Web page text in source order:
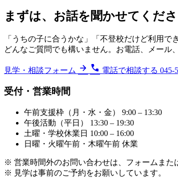
まずは、お話を聞かせてくださ
「うちの子に合うかな」「不登校だけど利用で
どんなご質問でも構いません。お電話、メール
見学・相談フォーム arrow_forward call 電話で相談する 045-
受付・営業時間
午前支援枠（月・水・金）
9:00 – 13:30
午後活動（平日）
13:30 – 19:30
土曜・学校休業日 10:00 – 16:00
日曜・火曜午前・木曜午前 休業
※ 営業時間外のお問い合わせは、フォームまた
※ 見学は事前のご予約をお願いしています。